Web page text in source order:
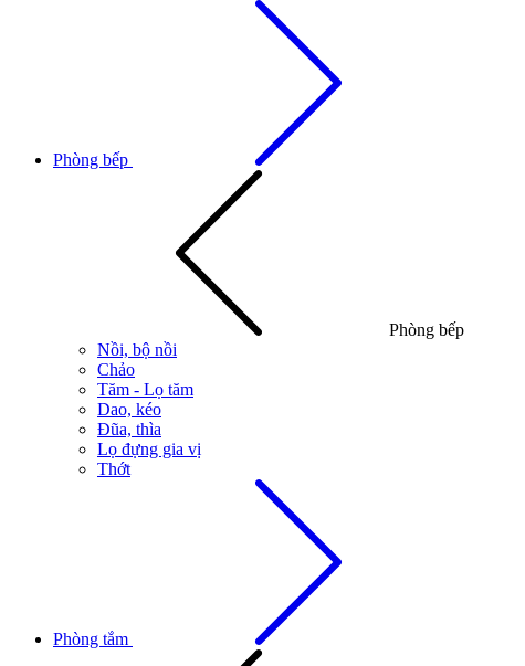
Phòng bếp
Phòng bếp
Nồi, bộ nồi
Chảo
Tăm - Lọ tăm
Dao, kéo
Đũa, thìa
Lọ đựng gia vị
Thớt
Phòng tắm